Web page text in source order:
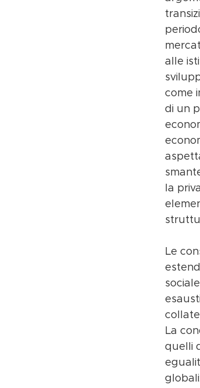
alle
come
di un
la
Le
La
quelli